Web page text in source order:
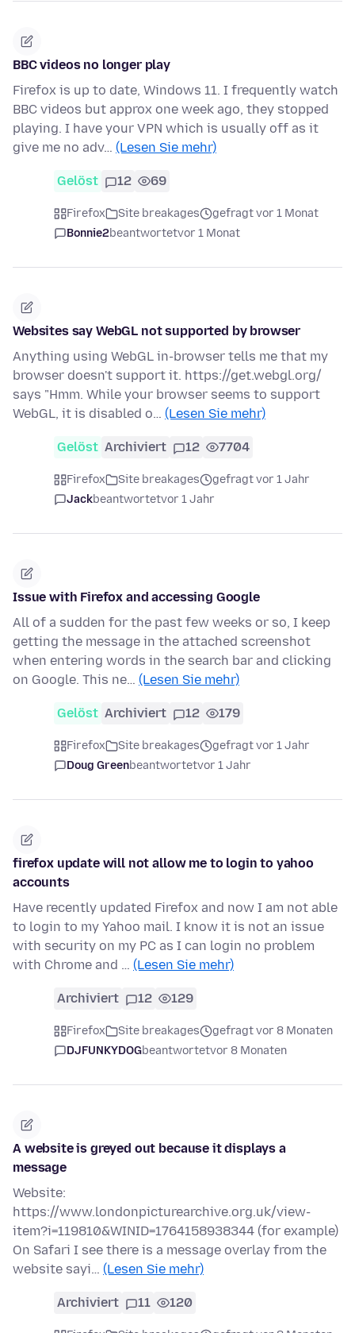
BBC videos no longer play
Firefox is up to date, Windows 11. I frequently watch
BBC videos but approx one week ago, they stopped
playing. I have your VPN which is usually off as it
give me no adv… (Lesen Sie mehr)
Gelöst 12 69
Firefox Site breakages
gefragt vor 1 Monat
Bonnie2beantwortetvor 1 Monat
Websites say WebGL not supported by browser
Anything using WebGL in-browser tells me that my
browser doesn't support it. https://get.webgl.org/
says "Hmm. While your browser seems to support
WebGL, it is disabled o… (Lesen Sie mehr)
Gelöst Archiviert 12 7704
Firefox Site breakages
gefragt vor 1 Jahr
Jackbeantwortetvor 1 Jahr
Issue with Firefox and accessing Google
All of a sudden for the past few weeks or so, I keep
getting the message in the attached screenshot
when entering words in the search bar and clicking
on Google. This ne… (Lesen Sie mehr)
Gelöst Archiviert 12 179
Firefox Site breakages
gefragt vor 1 Jahr
Doug Greenbeantwortetvor 1 Jahr
firefox update will not allow me to login to yahoo
accounts
Have recently updated Firefox and now I am not able
to login to my Yahoo mail. I know it is not an issue
with security on my PC as I can login no problem
with Chrome and … (Lesen Sie mehr)
Archiviert 12 129
Firefox Site breakages
gefragt vor 8 Monaten
DJFUNKYDOGbeantwortetvor 8 Monaten
A website is greyed out because it displays a
message
Website:
https://www.londonpicturearchive.org.uk/view-
item?i=119810&WINID=1764158938344 (for example)
On Safari I see there is a message overlay from the
website sayi… (Lesen Sie mehr)
Archiviert 11 120